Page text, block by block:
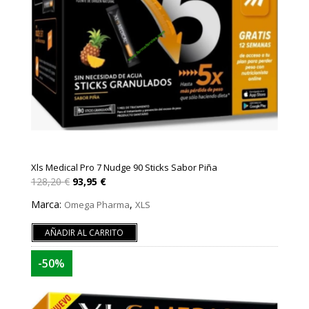
Xls Medical Pro 7 Nudge 90 Sticks Sabor Piña
128,20€ El
precio
original
era:
93,95 €El
precio
es:
Marca: Omega Pharma, XLS
AÑADIR AL CARRITO
-50%